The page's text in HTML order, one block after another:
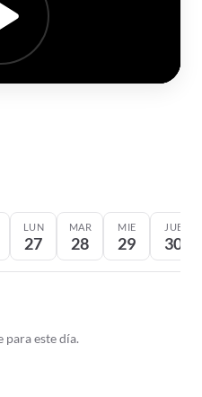
LUN
27
MAR
28
MIE
29
JUE
30
este día.